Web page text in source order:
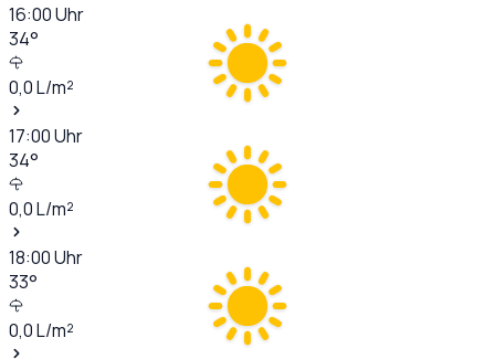
16:00Uhr
34°
0,0L/m²
17:00Uhr
34°
0,0L/m²
18:00Uhr
33°
0,0L/m²